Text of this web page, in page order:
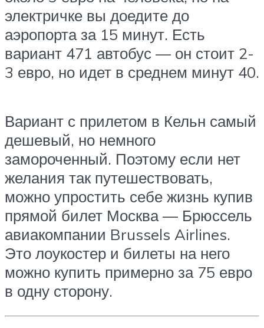
электричке вы доедите до
аэропорта за 15 минут. Есть
вариант 471 автобус — он стоит 2-
3 евро, но идет в среднем минут 40.
Вариант с прилетом в Кельн самый
дешевый, но немного
замороченный. Поэтому если нет
желания так путешествовать,
можно упростить себе жизнь купив
прямой билет Москва — Брюссель
авиакомпании Brussels Airlines.
Это лоукостер и билеты на него
можно купить примерно за 75 евро
в одну сторону.